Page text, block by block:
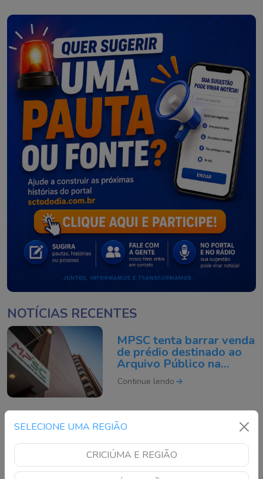
SELECIONE UMA REGIÃO
CRICIÚMA E REGIÃO
NOTÍCIAS RECENTES
MPSC tenta barrar venda
de prédio destinado ao
Arquivo Público na
Capital
Continue lendo
Mãe de 43 anos morre
próprio filho em SC
Continue lendo